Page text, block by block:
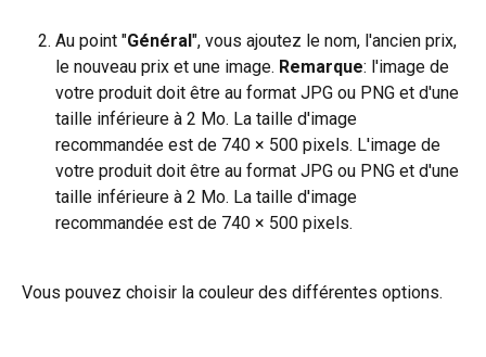
Au point "Général", vous ajoutez le nom, l'ancien prix,
le nouveau prix et une image. Remarque: l'image de
votre produit doit être au format JPG ou PNG et d'une
taille inférieure à 2 Mo. La taille d'image
recommandée est de 740 × 500 pixels. L'image de
votre produit doit être au format JPG ou PNG et d'une
taille inférieure à 2 Mo. La taille d'image
recommandée est de 740 × 500 pixels.
Vous pouvez choisir la couleur des différentes options.